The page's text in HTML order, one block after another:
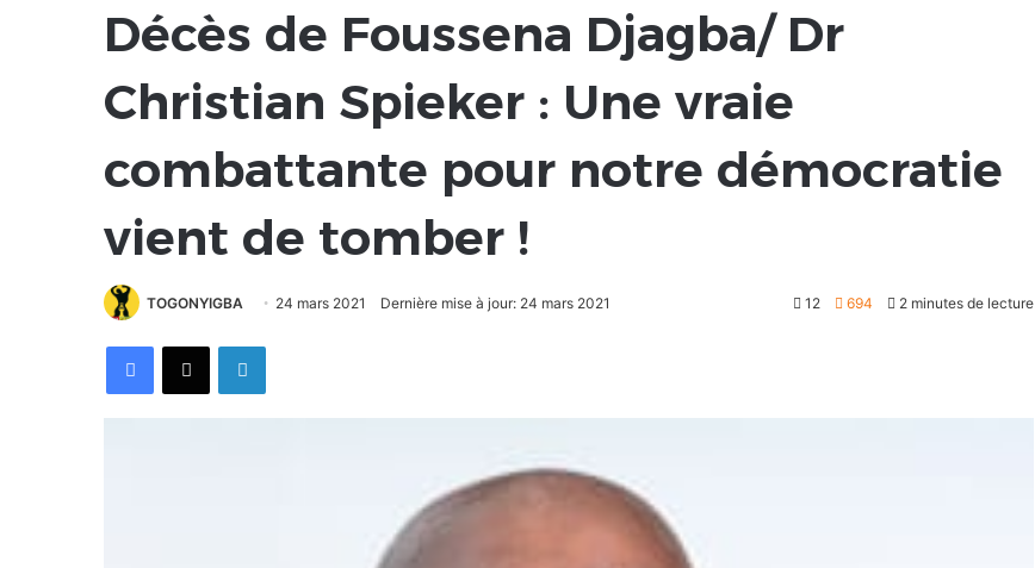
Décès de Foussena Djagba/ Dr
Christian Spieker : Une vraie
combattante pour notre démocratie
vient de tomber !
TOGONYIGBA 24 mars 2021 Dernière mise à jour: 24 mars 2021 12 694 2 minutes de lecture
FacebookX Linkedin